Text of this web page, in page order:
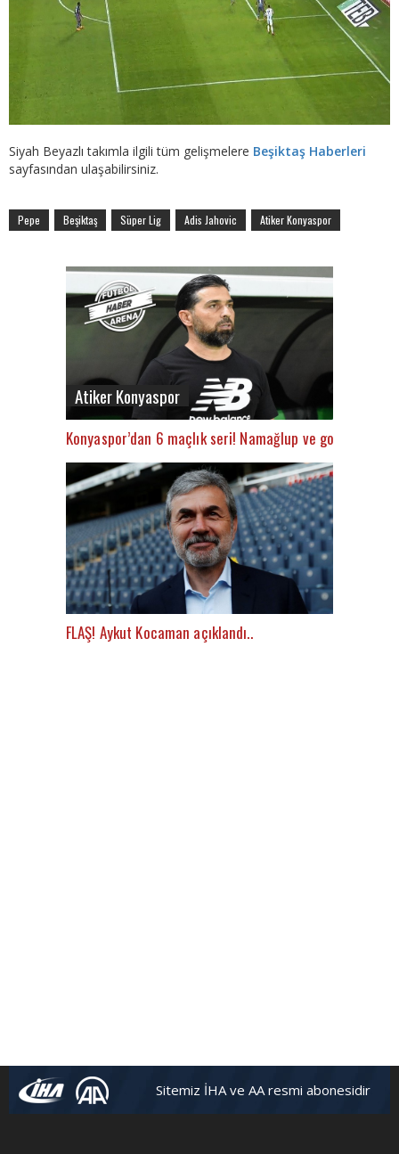
Siyah Beyazlı takımla ilgili tüm gelişmelere Beşiktaş Haberleri
sayfasından ulaşabilirsiniz.
Pepe Beşiktaş Süper Lig Adis Jahovic Atiker Konyaspor
Atiker Konyaspor
Konyaspor’dan 6 maçlık seri! Namağlup ve gol
FLAŞ! Aykut Kocaman açıklandı..
Sitemiz İHA ve AA resmi abonesidir